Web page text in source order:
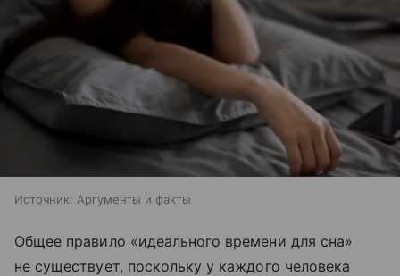
Источник: Аргументы и факты
Общее правило «идеального времени для сна»
не существует, поскольку у каждого человека